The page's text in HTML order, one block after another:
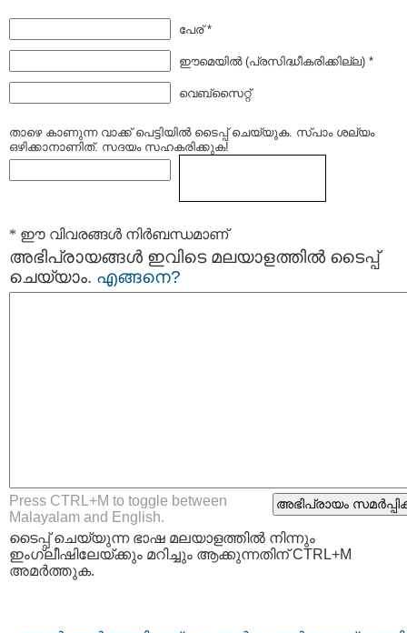
പേര് *
ഈമെയില്‍ (പ്രസിദ്ധീകരിക്കില്ല) *
വെബ്സൈറ്റ്
താഴെ കാണുന്ന വാക്ക് പെട്ടിയില്‍ ടൈപ്പ്‌ ചെയ്യുക. സ്പാം ശല്യം
ഒഴിക്കാനാണിത്. സദയം സഹകരിക്കുക!
* ഈ വിവരങ്ങള്‍ നിര്‍ബന്ധമാണ്
അഭിപ്രായങ്ങള്‍ ഇവിടെ മലയാളത്തില്‍ ടൈപ്പ്
ചെയ്യാം. എങ്ങനെ?
Press CTRL+M to toggle between
Malayalam and English.
ടൈപ്പ്‌ ചെയ്യുന്ന ഭാഷ മലയാളത്തില്‍ നിന്നും
ഇംഗ്ലീഷിലേയ്ക്കും മറിച്ചും ആക്കുന്നതിന് CTRL+M
അമര്‍ത്തുക.